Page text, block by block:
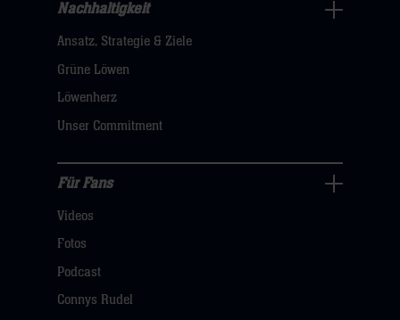
Nachhaltigkeit
Navigation
öffnen,
dann
hier
Nachhaltigkeit
Ansatz, Strategie & Ziele
Grüne Löwen
Löwenherz
Unser Commitment
Fans
Navigation
öffnen,
dann
Für Fans
Videos
Fotos
Podcast
Connys Rudel